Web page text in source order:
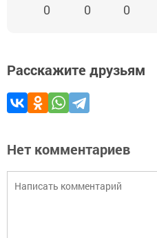
0 0 0
Расскажите друзьям
Нет комментариев